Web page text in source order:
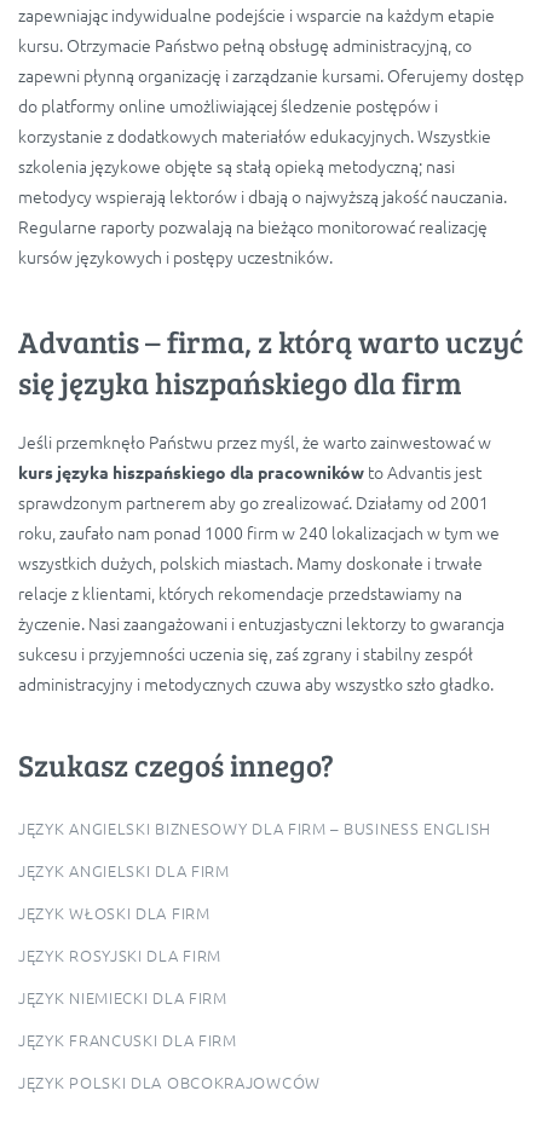
zapewniając indywidualne podejście i wsparcie na każdym etapie
kursu. Otrzymacie Państwo pełną obsługę administracyjną, co
zapewni płynną organizację i zarządzanie kursami. Oferujemy dostęp
do platformy online umożliwiającej śledzenie postępów i
korzystanie z dodatkowych materiałów edukacyjnych. Wszystkie
szkolenia językowe objęte są stałą opieką metodyczną; nasi
metodycy wspierają lektorów i dbają o najwyższą jakość nauczania.
Regularne raporty pozwalają na bieżąco monitorować realizację
kursów językowych i postępy uczestników.
Advantis – firma, z którą warto uczyć
się języka hiszpańskiego dla firm
Jeśli przemknęło Państwu przez myśl, że warto zainwestować w
kurs języka hiszpańskiego dla pracowników to Advantis jest
sprawdzonym partnerem aby go zrealizować. Działamy od 2001
roku, zaufało nam ponad 1000 firm w 240 lokalizacjach w tym we
wszystkich dużych, polskich miastach. Mamy doskonałe i trwałe
relacje z klientami, których rekomendacje przedstawiamy na
życzenie. Nasi zaangażowani i entuzjastyczni lektorzy to gwarancja
sukcesu i przyjemności uczenia się, zaś zgrany i stabilny zespół
administracyjny i metodycznych czuwa aby wszystko szło gładko.
Szukasz czegoś innego?
JĘZYK ANGIELSKI BIZNESOWY DLA FIRM – BUSINESS ENGLISH
JĘZYK ANGIELSKI DLA FIRM
JĘZYK WŁOSKI DLA FIRM
JĘZYK ROSYJSKI DLA FIRM
JĘZYK NIEMIECKI DLA FIRM
JĘZYK FRANCUSKI DLA FIRM
JĘZYK POLSKI DLA OBCOKRAJOWCÓW